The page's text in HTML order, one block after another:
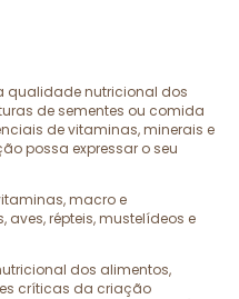
qualidade nutricional dos
de sementes ou comida
de vitaminas, minerais e
possa expressar o seu
macro e
répteis, mustelídeos e
dos alimentos,
críticas da criação